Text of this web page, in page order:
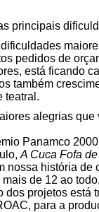
principais
pedidos de
está ficando
também
teatral.
alegrias
Panamco
A Cuca Fofa
nossa história
mais de 12 ao
dos projetos está
para a